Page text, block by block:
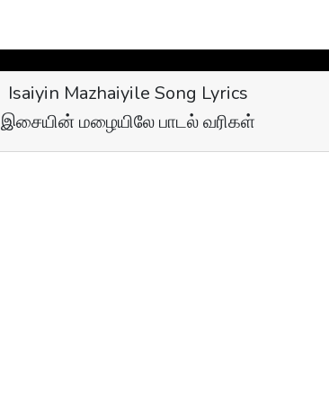
Isaiyin Mazhaiyile Song Lyrics
​இசையின் மழையிலே பாடல் வரிகள்